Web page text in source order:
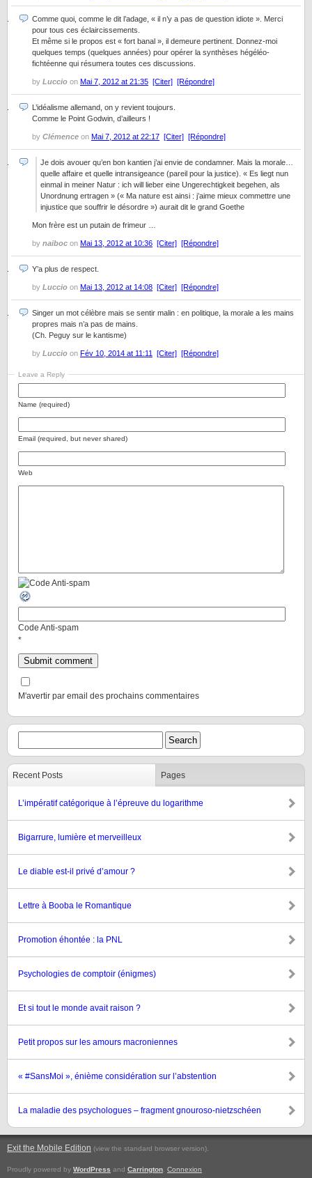
Comme quoi, comme le dit l’adage, « il n’y a pas de question idiote ». Merci
pour tous ces éclaircissements.
Et même si le propos est « fort banal », il demeure pertinent. Donnez-moi
quelques temps (quelques années) pour opérer la synthèses hégéléo-
fichtéenne qui résumera toutes ces discussions.
by Luccio on Mai 7, 2012 at 21:35 [Citer] [Répondre]
L’idéalisme allemand, on y revient toujours.
Comme le Point Godwin, d’ailleurs !
by Clémence on Mai 7, 2012 at 22:17 [Citer] [Répondre]
Je dois avouer qu’en bon kantien j’ai envie de condamner. Mais la morale…
quelle affaire et quelle intransigeance (pareil pour la justice). « Es liegt nun
einmal in meiner Natur : ich will lieber eine Ungerechtigkeit begehen, als
Unordnung ertragen » (« Ma nature est ainsi : j’aime mieux commettre une
injustice que souffrir le désordre ») aurait dit le grand Goethe
Mon frère est un putain de frimeur …
by naiboc on Mai 13, 2012 at 10:36 [Citer] [Répondre]
Y’a plus de respect.
by Luccio on Mai 13, 2012 at 14:08 [Citer] [Répondre]
Singer un mot célèbre mais se sentir malin : en politique, la morale a les mains
propres mais n’a pas de mains.
(Ch. Peguy sur le kantisme)
by Luccio on Fév 10, 2014 at 11:11 [Citer] [Répondre]
Leave a Reply
Name (required)
Email (required, but never shared)
Web
Code Anti-spam
*
M'avertir par email des prochains commentaires
Recent Posts Pages
L’impératif catégorique à l’épreuve du logarithme
Bigarrure, lumière et merveilleux
Le diable est-il privé d’amour ?
Lettre à Booba le Romantique
Promotion éhontée : la PNL
Psychologies de comptoir (énigmes)
Et si tout le monde avait raison ?
Petit propos sur les amours macroniennes
« #SansMoi », énième considération sur l’abstention
La maladie des psychologues – fragment gnouroso-nietzschéen
Exit the Mobile Edition (view the standard browser version).
Proudly powered by WordPress and Carrington Connexion